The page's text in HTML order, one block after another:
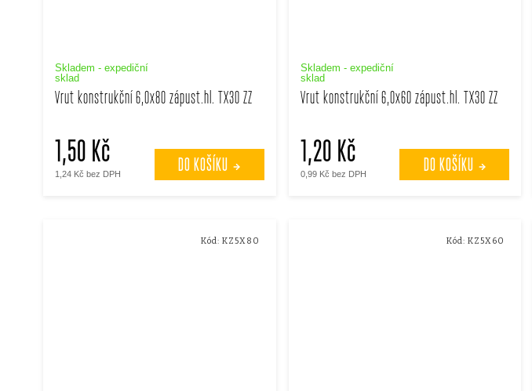
Vrut konstrukční 6,0x80 zápust.hl. TX30 ZZ
Skladem - expediční
sklad
1,24 Kč bez DPH
1,50 Kč DO KOŠÍKU
Vrut konstrukční 6,0x60 zápust.hl. TX30 ZZ
Skladem - expediční
sklad
0,99 Kč bez DPH
1,20 Kč DO KOŠÍKU
Kód: KZ5X80 Kód: KZ5X60